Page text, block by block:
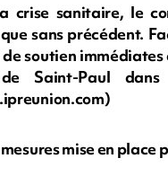
crise sanitaire, le
sans précédent.
de soutien
Saint-Paul dans
mise en